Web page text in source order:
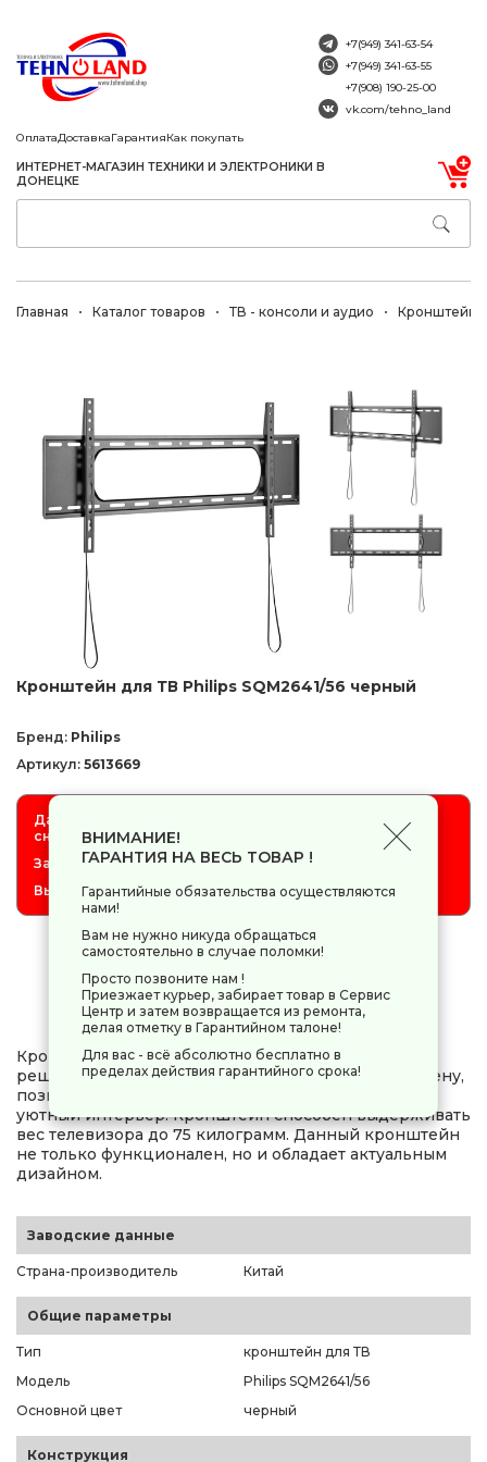
ОплатаДоставкаГарантияКак покупать
ИНТЕРНЕТ-МАГАЗИН ТЕХНИКИ И ЭЛЕКТРОНИКИ В
ДОНЕЦКЕ
+7(949) 341-63-54
+7(949) 341-63-55
+7(908) 190-25-00
vk.com/tehno_land
Главная Каталог товаров ТВ - консоли и аудио Кронштейны
Кронштейн для ТВ Philips SQM2641/56 черный
Бренд: Philips
Артикул: 5613669
Данный товар отсутствует на складе, не ожидается,
снят с продажи.
Заказ товара невозможен.
Выбирайте товар с ценой отличной от 0.
0 руб. - +
Кронштейн Philips SQM2641/56 — это надежное
решение для крепления Вашего телевизора на стену,
позволяющее сэкономить пространство и создать
уютный интерьер. Кронштейн способен выдерживать
вес телевизора до 75 килограмм. Данный кронштейн
не только функционален, но и обладает актуальным
дизайном.
Заводские данные
Страна-производитель Китай
Общие параметры
Тип
кронштейн для ТВ
Модель
Philips SQM2641/56
Основной цвет
черный
Конструкция
ВНИМАНИЕ!
ГАРАНТИЯ НА ВЕСЬ ТОВАР !
Гарантийные обязательства осуществляются
нами!
Вам не нужно никуда обращаться
самостоятельно в случае поломки!
Просто позвоните нам !
Приезжает курьер, забирает товар в Сервис
Центр и затем возвращается из ремонта,
делая отметку в Гарантийном талоне!
Для вас - всё абсолютно бесплатно в
пределах действия гарантийного срока!